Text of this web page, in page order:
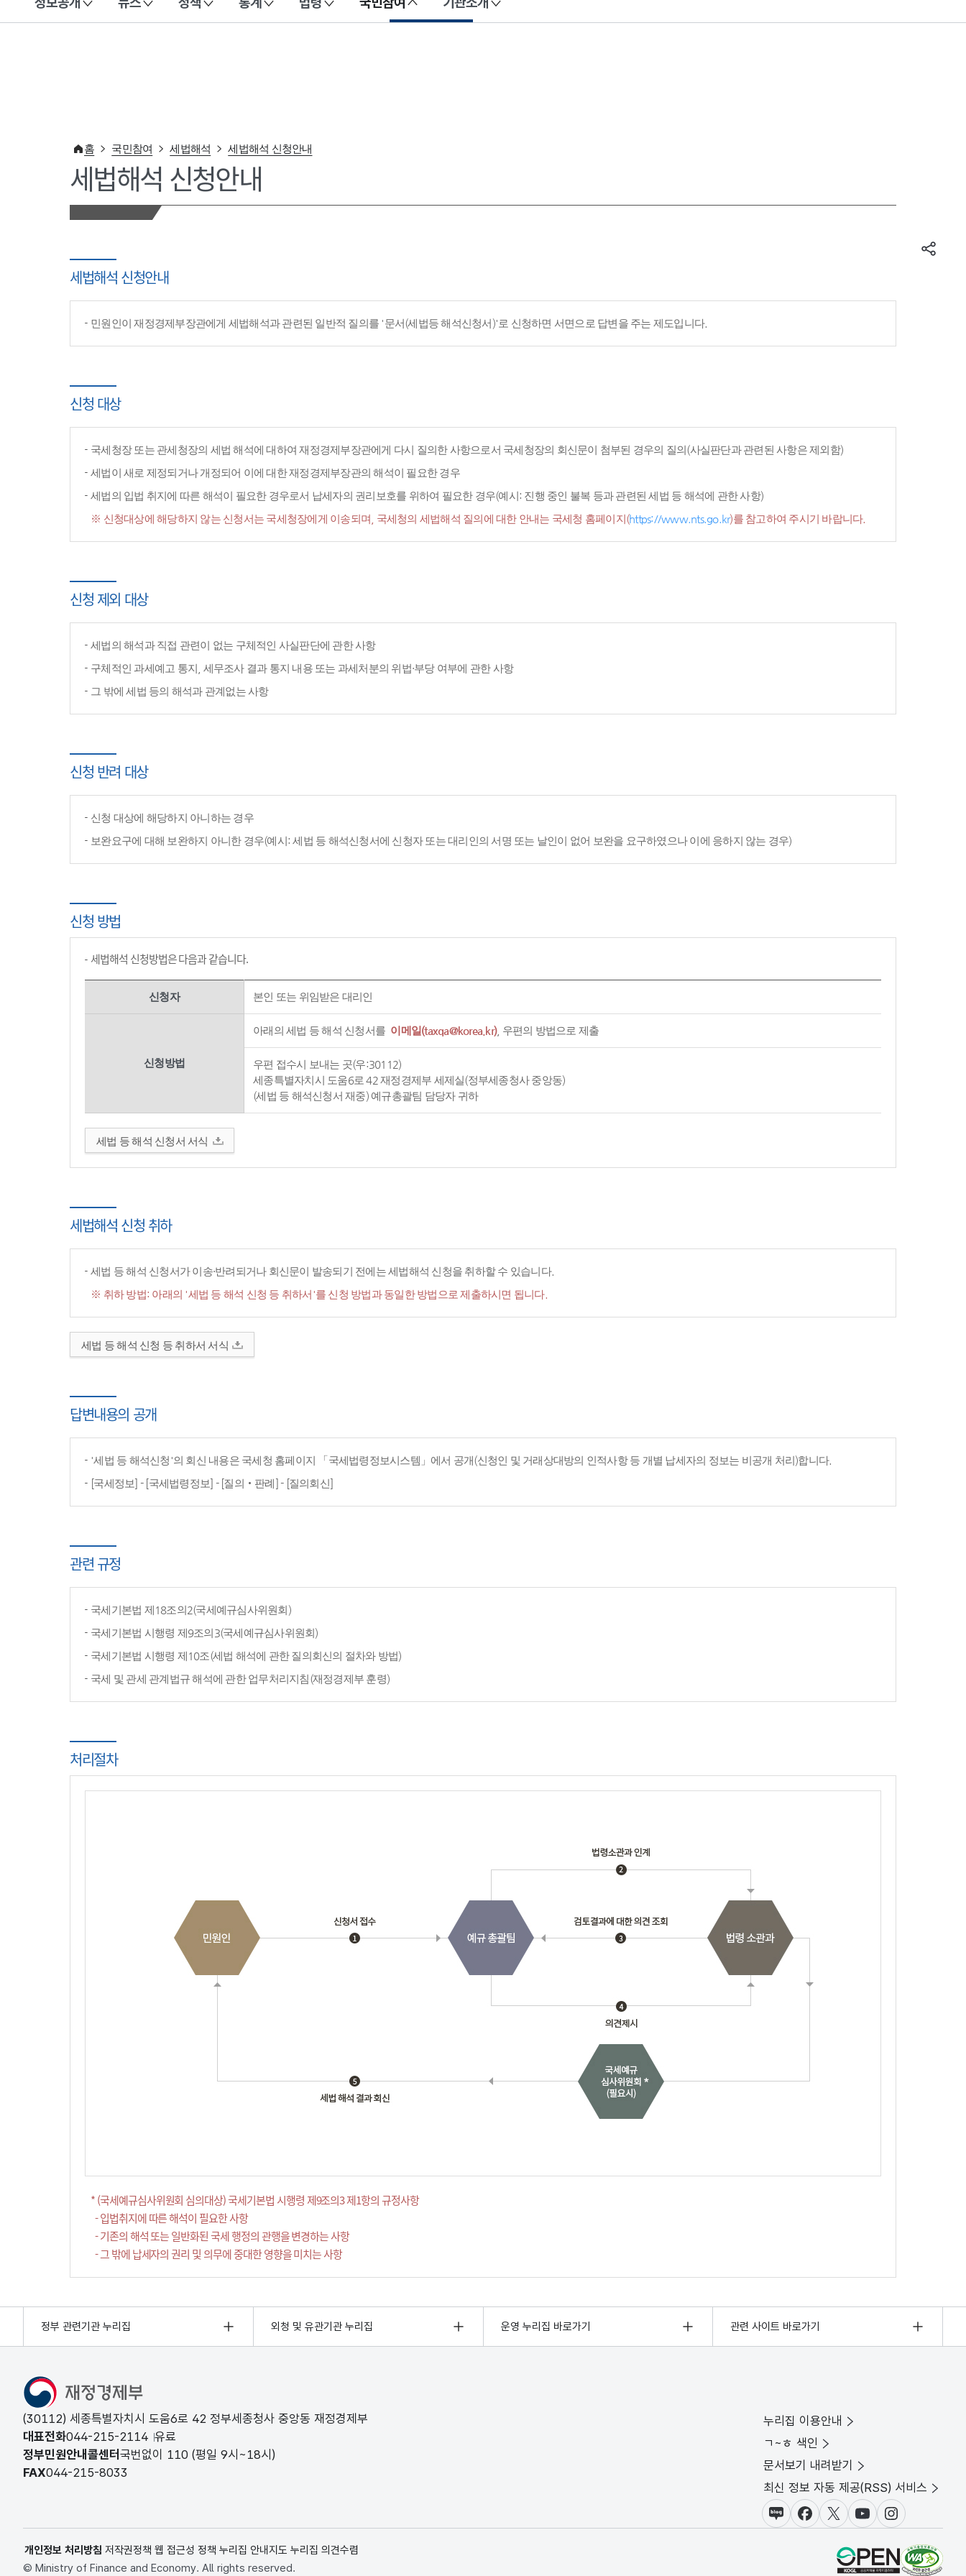
이 누리집은 대한민국 공식 전자정부 누리집입니다.
홈 국민참여 세법해석 세법해석 신청안내
세법해석 신청안내
세법해석 신청안내
민원인이 재정경제부장관에게 세법해석과 관련된 일반적 질의를 '문서(세법등 해석신청서)'로 신청하면 서면으로 답변을 주는 제도입니다.
신청 대상
국세청장 또는 관세청장의 세법 해석에 대하여 재정경제부장관에게 다시 질의한 사항으로서 국세청장의 회신문이 첨부된 경우의 질의(사실판단과 관련된 사항은 제외함)
세법이 새로 제정되거나 개정되어 이에 대한 재정경제부장관의 해석이 필요한 경우
세법의 입법 취지에 따른 해석이 필요한 경우로서 납세자의 권리보호를 위하여 필요한 경우(예시: 진행 중인 불복 등과 관련된 세법 등 해석에 관한 사항)
※ 신청대상에 해당하지 않는 신청서는 국세청장에게 이송되며, 국세청의 세법해석 질의에 대한 안내는 국세청 홈페이지(https://www.nts.go.kr)를 참고하여 주시기 바랍니다.
신청 제외 대상
세법의 해석과 직접 관련이 없는 구체적인 사실판단에 관한 사항
구체적인 과세예고 통지, 세무조사 결과 통지 내용 또는 과세처분의 위법·부당 여부에 관한 사항
그 밖에 세법 등의 해석과 관계없는 사항
신청 반려 대상
신청 대상에 해당하지 아니하는 경우
보완요구에 대해 보완하지 아니한 경우(예시: 세법 등 해석신청서에 신청자 또는 대리인의 서명 또는 날인이 없어 보완을 요구하였으나 이에 응하지 않는 경우)
신청 방법
세법해석 신청방법은 다음과 같습니다.
신청자 본인 또는 위임받은 대리인
신청방법
아래의 세법 등 해석 신청서를 이메일(taxqa@korea.kr), 우편의 방법으로 제출
우편 접수시 보내는 곳(우:30112)
세종특별자치시 도움6로 42 재정경제부 세제실(정부세종청사 중앙동)
(세법 등 해석신청서 재중) 예규총괄팀 담당자 귀하
세법 등 해석 신청서 서식
세법해석 신청 취하
세법 등 해석 신청서가 이송·반려되거나 회신문이 발송되기 전에는 세법해석 신청을 취하할 수 있습니다.
※ 취하 방법: 아래의 '세법 등 해석 신청 등 취하서'를 신청 방법과 동일한 방법으로 제출하시면 됩니다.
세법 등 해석 신청 등 취하서 서식
답변내용의 공개
'세법 등 해석신청'의 회신 내용은 국세청 홈페이지 「국세법령정보시스템」에서 공개(신청인 및 거래상대방의 인적사항 등 개별 납세자의 정보는 비공개 처리)합니다.
[국세정보] - [국세법령정보] - [질의‧판례] - [질의회신]
관련 규정
국세기본법 제18조의2(국세예규심사위원회)
국세기본법 시행령 제9조의3(국세예규심사위원회)
국세기본법 시행령 제10조(세법 해석에 관한 질의회신의 절차와 방법)
국세 및 관세 관계법규 해석에 관한 업무처리지침(재정경제부 훈령)
처리절차
* (국세예규심사위원회 심의대상) 국세기본법 시행령 제9조의3 제1항의 규정사항
- 입법취지에 따른 해석이 필요한 사항
- 기존의 해석 또는 일반화된 국세 행정의 관행을 변경하는 사항
- 그 밖에 납세자의 권리 및 의무에 중대한 영향을 미치는 사항
정부 관련기관 누리집 외청 및 유관기관 누리집 운영 누리집 바로가기 관련 사이트 바로가기
(30112) 세종특별자치시 도움6로 42 정부세종청사 중앙동 재정경제부
대표전화044-215-2114 유료
정부민원안내콜센터 국번없이 110 (평일 9시~18시)
FAX044-215-8033
누리집 이용안내
ㄱ~ㅎ 색인
문서보기 내려받기
최신 정보 자동 제공(RSS) 서비스
블로그페이스북X(트위터)
유튜브인스타그램
개인정보 처리방침 저작권정책 웹 접근성 정책 누리집 안내지도 누리집 의견수렴
© Ministry of Finance and Economy. All rights reserved.